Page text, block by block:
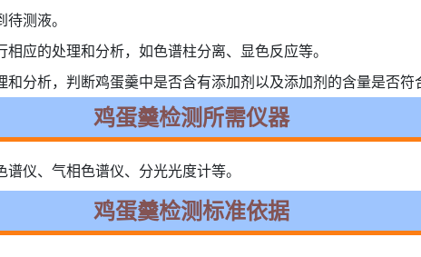
测液。
应的处理和分析，如色谱柱分离、显色反应等。
分析，判断鸡蛋羹中是否含有添加剂以及添加剂的含量是否符
鸡蛋羹检测所需仪器
仪、气相色谱仪、分光光度计等。
鸡蛋羹检测标准依据